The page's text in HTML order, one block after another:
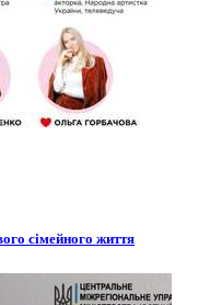
сімейного життя